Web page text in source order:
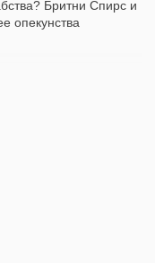
Бритни Спирс и
опекунства